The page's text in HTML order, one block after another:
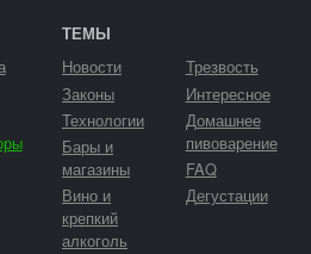
ТЕМЫ
Новости
Законы
Технологии
Бары и
магазины
Вино и
крепкий
алкоголь
Трезвость
Интересное
Домашнее
пивоварение
FAQ
Дегустации